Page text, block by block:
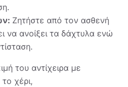
Ζητήστε από τον ασθενή
να ανοίξει τα δάχτυλα ενώ
του αντίχειρα με
χέρι,